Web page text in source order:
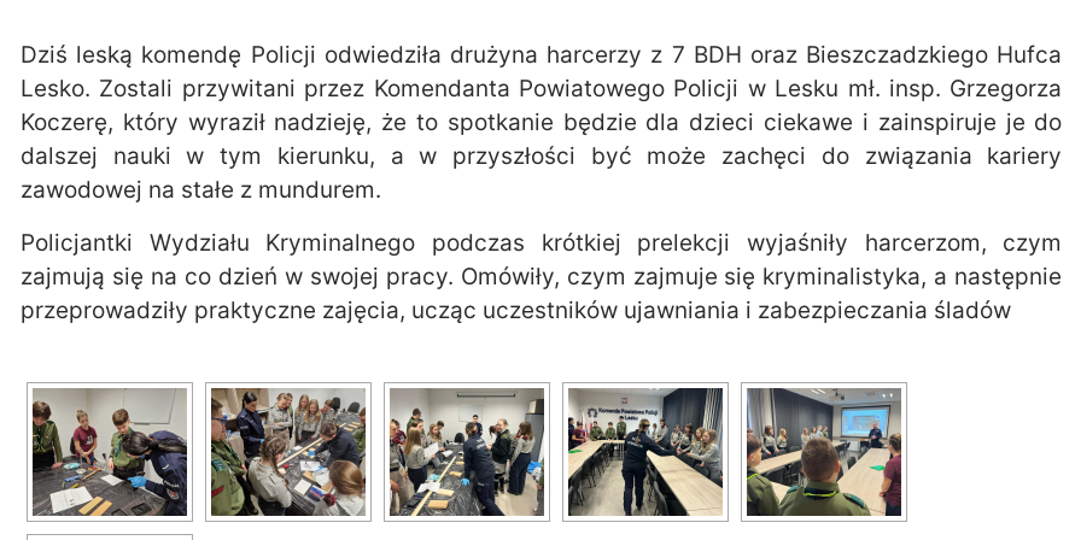
Dziś leską komendę Policji odwiedziła drużyna harcerzy z 7 BDH oraz Bieszczadzkiego Hufca
Lesko. Zostali przywitani przez Komendanta Powiatowego Policji w Lesku mł. insp. Grzegorza
Koczerę, który wyraził nadzieję, że to spotkanie będzie dla dzieci ciekawe i zainspiruje je do
dalszej nauki w tym kierunku, a w przyszłości być może zachęci do związania kariery
zawodowej na stałe z mundurem.
Policjantki Wydziału Kryminalnego podczas krótkiej prelekcji wyjaśniły harcerzom, czym
zajmują się na co dzień w swojej pracy. Omówiły, czym zajmuje się kryminalistyka, a następnie
przeprowadziły praktyczne zajęcia, ucząc uczestników ujawniania i zabezpieczania śladów